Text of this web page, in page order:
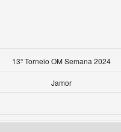
13º Torneio OM Semana 2024
Jamor